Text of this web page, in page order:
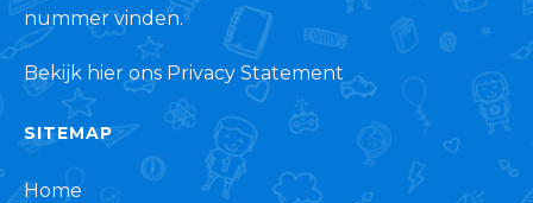
nummer vinden.
Bekijk hier ons Privacy Statement
SITEMAP
Home